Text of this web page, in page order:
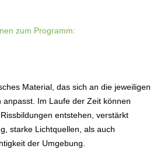
zum Programm:
Material, das sich an die jeweiligen
anpasst. Im Laufe der Zeit können
entstehen, verstärkt
starke Lichtquellen, als auch
der Umgebung.